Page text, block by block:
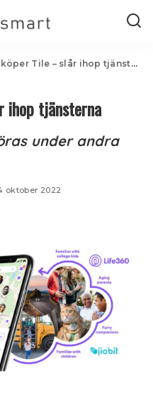
Tile – slår ihop tjänsterna
tjänsterna
under andra
oktober 2022